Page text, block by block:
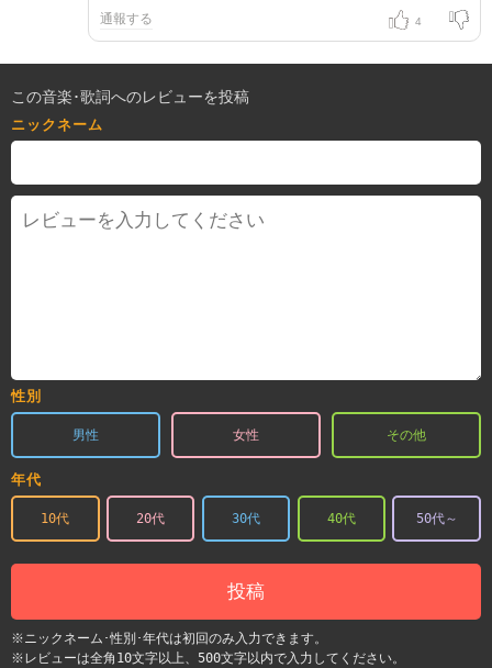
通報する 4
この音楽･歌詞へのレビューを投稿
ニックネーム
性別
男性 女性 その他
年代
10代 20代 30代 40代 50代～
投稿
※ニックネーム･性別･年代は初回のみ入力できます。
※レビューは全角10文字以上、500文字以内で入力してください。